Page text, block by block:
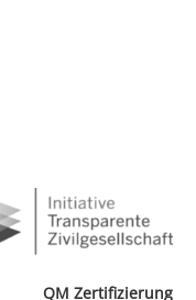
QM Zertifizierung